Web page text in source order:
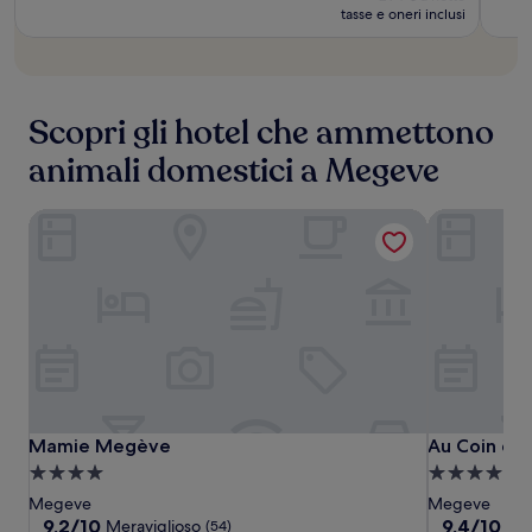
era
è
tasse e oneri inclusi
Scopri gli hotel che ammettono
animali domestici a Megeve
Mamie
Megève
Mamie
Megève
Mamie Megève
Mamie Megève
Struttura
a
4.0
Megeve
9.2
9,2/10 Meraviglioso (54)
Mamie Megève
Au
Coin
du
Feu
Au Coin du
Au Coin du
Struttura
a
4.0
Megeve
9.4
9,4/10
Au Coin du